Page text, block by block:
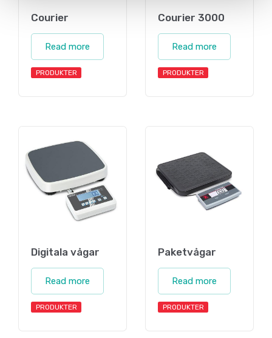
Courier
Read more
PRODUKTER
Courier 3000
Read more
PRODUKTER
Digitala vågar
Read more
PRODUKTER
Paketvågar
Read more
PRODUKTER